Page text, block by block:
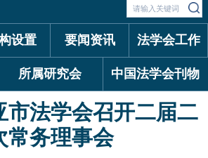
设置 要闻资讯 法学会工作
所属研究会 中国法学会刊物
市法学会召开二届二
常务理事会